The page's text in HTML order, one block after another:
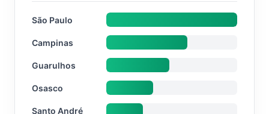
São Paulo
Campinas
Guarulhos
Osasco
Santo André